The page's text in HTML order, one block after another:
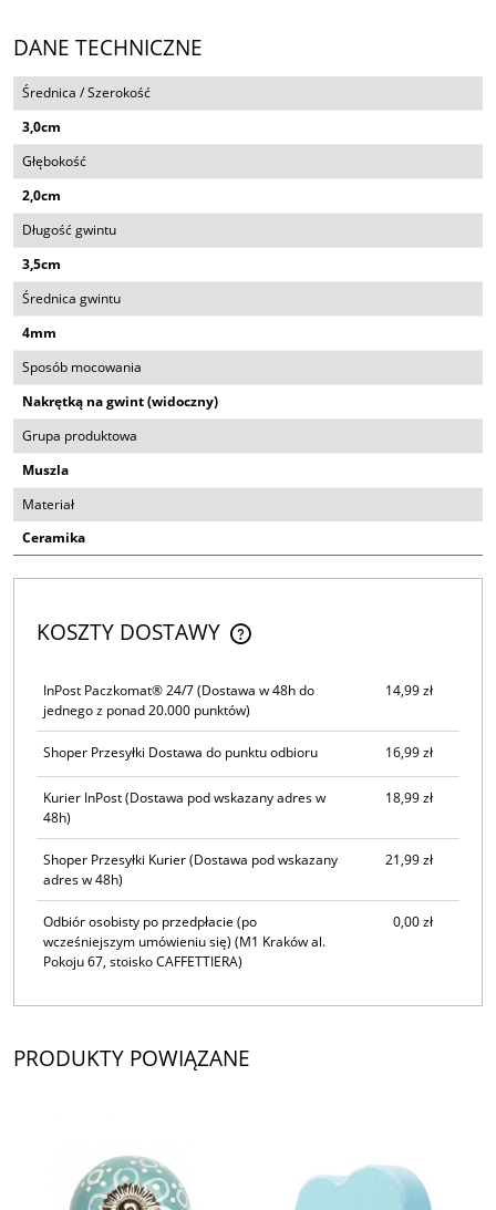
DANE TECHNICZNE
Średnica / Szerokość
3,0cm
Głębokość
2,0cm
Długość gwintu
3,5cm
Średnica gwintu
4mm
Sposób mocowania
Nakrętką na gwint (widoczny)
Grupa produktowa
Muszla
Materiał
Ceramika
KOSZTY DOSTAWY
CENA NIE ZAWIERA EWENTUALNYCH KOSZTÓW PŁATNOŚCI
InPost Paczkomat® 24/7(Dostawa w 48h do
jednego z ponad 20.000 punktów)
14,99 zł
Shoper Przesyłki Dostawa do punktu odbioru 16,99 zł
Kurier InPost(Dostawa pod wskazany adres w
48h)
18,99 zł
Shoper Przesyłki Kurier(Dostawa pod wskazany
adres w 48h)
21,99 zł
Odbiór osobisty po przedpłacie (po
wcześniejszym umówieniu się) (M1 Kraków al.
Pokoju 67, stoisko CAFFETTIERA)
0,00 zł
PRODUKTY POWIĄZANE